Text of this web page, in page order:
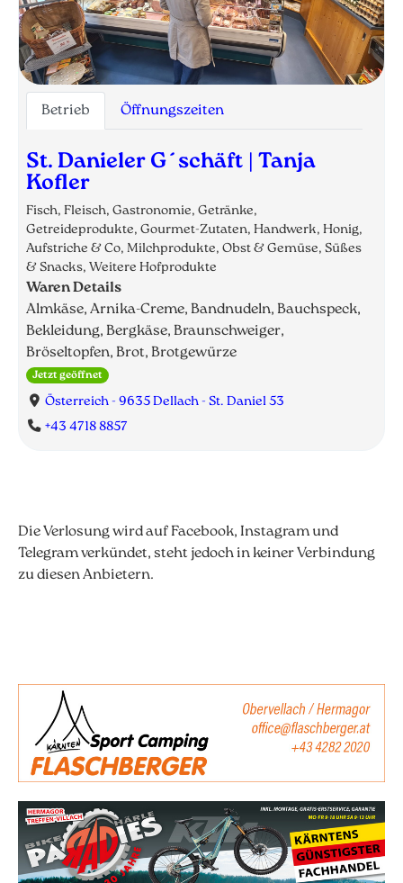
Betrieb Öffnungszeiten
St. Danieler G´schäft | Tanja
Kofler
Fisch, Fleisch, Gastronomie, Getränke,
Getreideprodukte, Gourmet-Zutaten, Handwerk, Honig,
Aufstriche & Co, Milchprodukte, Obst & Gemüse, Süßes
& Snacks, Weitere Hofprodukte
Waren Details
Almkäse, Arnika-Creme, Bandnudeln, Bauchspeck,
Bekleidung, Bergkäse, Braunschweiger,
Bröseltopfen, Brot, Brotgewürze
Jetzt geöffnet
Österreich - 9635 Dellach - St. Daniel 53
+43 4718 8857
Die Verlosung wird auf Facebook, Instagram und
Telegram verkündet, steht jedoch in keiner Verbindung
zu diesen Anbietern.